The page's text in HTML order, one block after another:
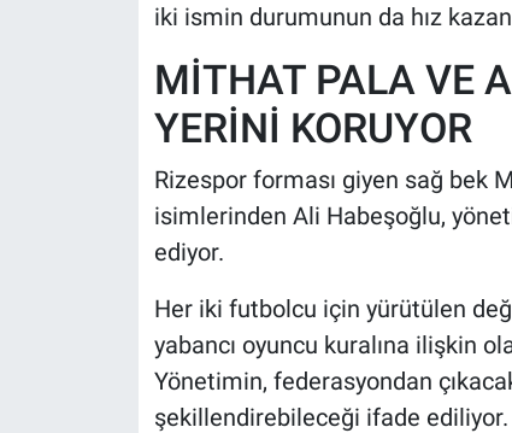
iki ismin durumunun da hız
MİTHAT PALA VE
YERİNİ KORUYOR
Rizespor forması giyen sağ bek
isimlerinden Ali Habeşoğlu,
ediyor.
Her iki futbolcu için yürütülen
yabancı oyuncu kuralına ilişkin
Yönetimin, federasyondan
şekillendirebileceği ifade ediliyor.